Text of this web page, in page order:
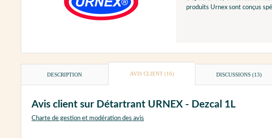
produits Urnex sont conçus
DESCRIPTION AVIS CLIENT (16) DISCUSSIONS (13)
Avis client sur Détartrant URNEX - Dezcal 1L
Charte de gestion et modération des avis